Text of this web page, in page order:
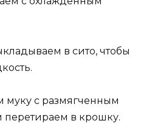
в сито, чтобы
муку с размягченным
в крошку.